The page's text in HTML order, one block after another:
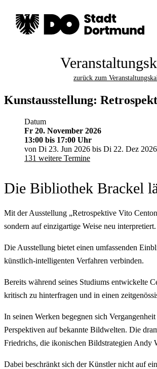
zurück zum
Kunstausstellung:
Datum
Fr 20. November 2026
13:00 bis 17:00 Uhr
von Di 23. Jun 2026 bis Di 22. Dez 2026
131 weitere Termine
Die Bibliothek Brackel
Mit der Ausstellung „Retrospektive Vito
sondern auf einzigartige Weise neu interpretiert.
Die Ausstellung bietet einen umfassenden
künstlich-intelligenten Verfahren verbinden.
Bereits während seines Studiums entwickelte
kritisch zu hinterfragen und in einen
In seinen Werken begegnen sich
Perspektiven auf bekannte Bildwelten. Die
Friedrichs, die ikonischen Bildstrategien Andy
Dabei beschränkt sich der Künstler nicht auf